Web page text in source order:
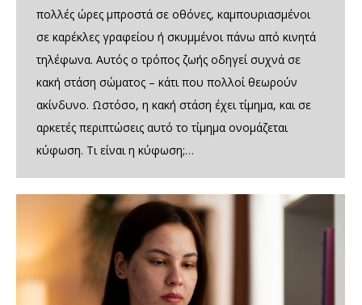
πολλές ώρες μπροστά σε οθόνες, καμπουριασμένοι
σε καρέκλες γραφείου ή σκυμμένοι πάνω από κινητά
τηλέφωνα. Αυτός ο τρόπος ζωής οδηγεί συχνά σε
κακή στάση σώματος – κάτι που πολλοί θεωρούν
ακίνδυνο. Ωστόσο, η κακή στάση έχει τίμημα, και σε
αρκετές περιπτώσεις αυτό το τίμημα ονομάζεται
κύφωση. Τι είναι η κύφωση;…